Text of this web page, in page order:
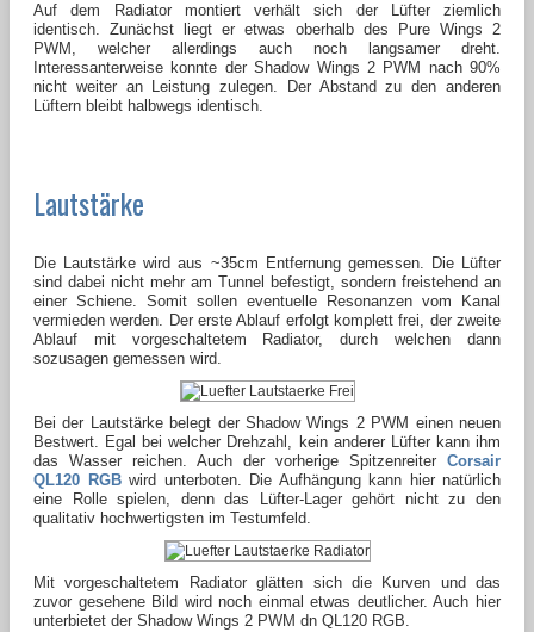
Auf dem Radiator montiert verhält sich der Lüfter ziemlich
identisch. Zunächst liegt er etwas oberhalb des Pure Wings 2
PWM, welcher allerdings auch noch langsamer dreht.
Interessanterweise konnte der Shadow Wings 2 PWM nach 90%
nicht weiter an Leistung zulegen. Der Abstand zu den anderen
Lüftern bleibt halbwegs identisch.
Lautstärke
Die Lautstärke wird aus ~35cm Entfernung gemessen. Die Lüfter
sind dabei nicht mehr am Tunnel befestigt, sondern freistehend an
einer Schiene. Somit sollen eventuelle Resonanzen vom Kanal
vermieden werden. Der erste Ablauf erfolgt komplett frei, der zweite
Ablauf mit vorgeschaltetem Radiator, durch welchen dann
sozusagen gemessen wird.
Bei der Lautstärke belegt der Shadow Wings 2 PWM einen neuen
Bestwert. Egal bei welcher Drehzahl, kein anderer Lüfter kann ihm
das Wasser reichen. Auch der vorherige Spitzenreiter Corsair
QL120 RGBwird unterboten. Die Aufhängung kann hier natürlich
eine Rolle spielen, denn das Lüfter-Lager gehört nicht zu den
qualitativ hochwertigsten im Testumfeld.
Mit vorgeschaltetem Radiator glätten sich die Kurven und das
zuvor gesehene Bild wird noch einmal etwas deutlicher. Auch hier
unterbietet der Shadow Wings 2 PWM dn QL120 RGB.